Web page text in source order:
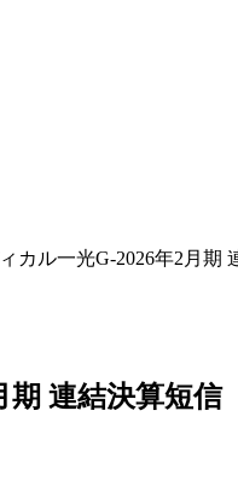
カル一光G-2026年2月期
連結決算短信